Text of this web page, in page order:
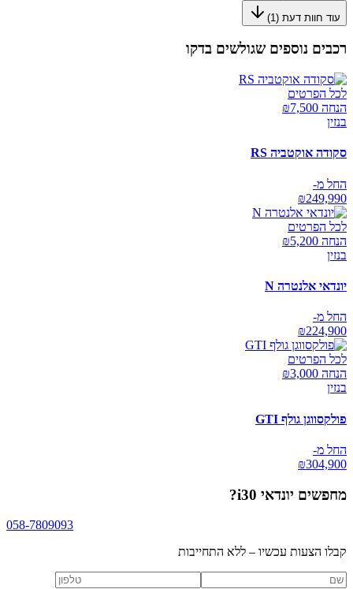
עוד חוות דעת ( 1
)
רכבים נוספים שגולשים בדקו
לכל הפרטים
הנחה ₪ 7,500
בנזין
סקודה אוקטביה RS
החל מ-
₪249,990
לכל הפרטים
הנחה ₪ 5,200
בנזין
יונדאי אלנטרה N
החל מ-
₪224,900
לכל הפרטים
הנחה ₪ 3,000
בנזין
פולקסווגן גולף GTI
החל מ-
₪304,900
מחפשים יונדאי i30 ?
058-7809093
קבלו הצעות עכשיו – ללא התחייבות